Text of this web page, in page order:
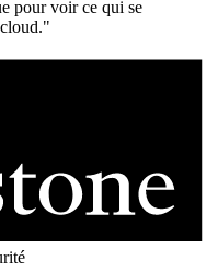
pour voir ce qui se